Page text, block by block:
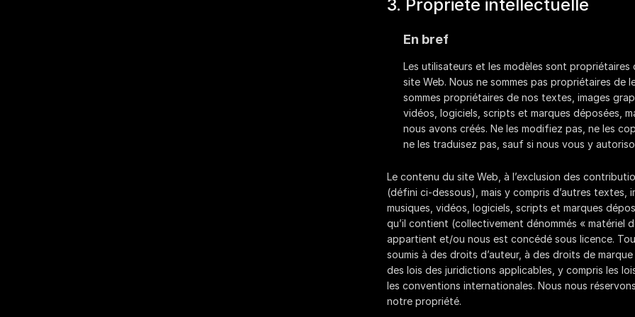
3. Propriété intellectuelle
En bref
Les utilisateurs et les modèles sont
site Web. Nous ne sommes pas propriétaires de
sommes propriétaires de nos textes, images
vidéos, logiciels, scripts et marques déposées,
nous avons créés. Ne les modifiez pas, ne les
ne les traduisez pas, sauf si nous vous y
Le contenu du site Web, à l’exclusion des
(défini ci-dessous), mais y compris d’autres textes,
musiques, vidéos, logiciels, scripts et marques
qu’il contient (collectivement dénommés « matériel
appartient et/ou nous est concédé sous licence.
soumis à des droits d’auteur, à des droits de
des lois des juridictions applicables, y compris les
les conventions internationales. Nous nous
notre propriété.